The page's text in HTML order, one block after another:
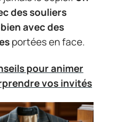
des souliers
avec des
portées en face.
pour animer
vos invités